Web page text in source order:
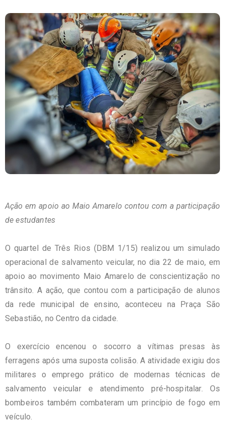
Ação em apoio ao Maio Amarelo contou com a participação
de estudantes
O quartel de Três Rios (DBM 1/15) realizou um simulado
operacional de salvamento veicular, no dia 22 de maio, em
apoio ao movimento Maio Amarelo de conscientização no
trânsito. A ação, que contou com a participação de alunos
da rede municipal de ensino, aconteceu na Praça São
Sebastião, no Centro da cidade.
O exercício encenou o socorro a vítimas presas às
ferragens após uma suposta colisão. A atividade exigiu dos
militares o emprego prático de modernas técnicas de
salvamento veicular e atendimento pré-hospitalar. Os
bombeiros também combateram um princípio de fogo em
veículo.